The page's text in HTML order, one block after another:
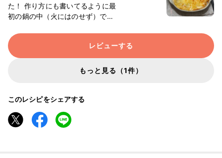
た！ 作り方にも書いてるように最
初の鍋の中（火にはのせず）で混
が良かったのかな？と思ったり
レビューする
もっと見る（1件）
このレシピをシェアする